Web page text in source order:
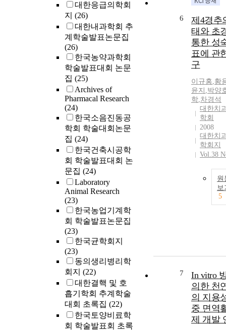
대한응급의학회
지 (26)
대한내과학회 추
계학술발표논문집
(26)
한국농약과학회
학술발표대회 논문
집 (25)
Archives of
Pharmacal Research
(24)
한국소음진동공
학회 학술대회논문
집 (24)
한국건축시공학
회 학술발표대회 논
문집 (24)
Laboratory
Animal Research
(23)
한국농업기계학
회 학술발표논문집
(23)
한국균학회지
(23)
동의생리병리학
회지 (22)
대한결핵 및 호
흡기학회 추계학술
대회 초록집 (22)
한국토양비료학
회 학술발표회 초록
6
제4경추
태와 초
통한 성
표에 관
구
이규홍,황
윤지 ,박양
학,차경석
대한치
학회
2008
대한치
학회지
Vol.38
원
보
5
7
In vitro
의한 천
의 지용
중 면역
제 개발